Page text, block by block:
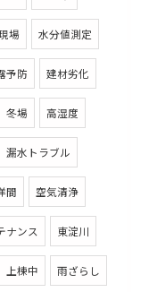
場 水分値測定
予防 建材劣化
冬場 高湿度
漏水トラブル
間 空気清浄
ナンス 東淀川
上棟中 雨ざらし